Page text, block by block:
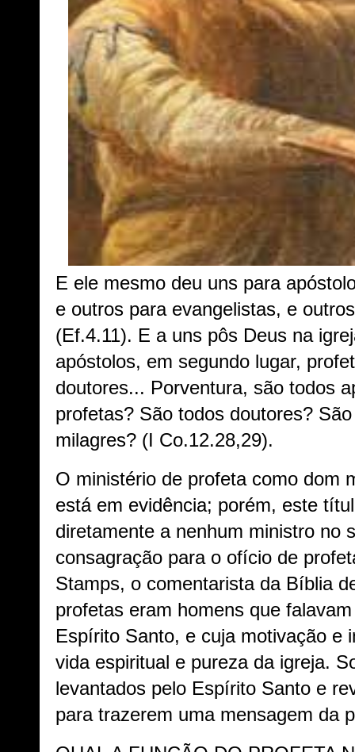
E ele mesmo deu uns para
e outros para evangelistas, e
(Ef.4.11). E a uns pôs Deus na
apóstolos, em segundo lugar,
doutores... Porventura, são todos
profetas? São todos doutores?
milagres? (I Co.12.28,29).
O ministério de profeta como dom
está em evidência; porém, este
diretamente a nenhum ministro no
consagração para o ofício de
Stamps, o comentarista da Bíblia
profetas eram homens que
Espírito Santo, e cuja motivação e
vida espiritual e pureza da igreja.
levantados pelo Espírito Santo e
para trazerem uma mensagem da